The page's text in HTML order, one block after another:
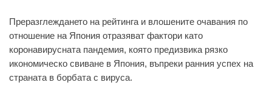
Преразглеждането на рейтинга и влошените очавания по
отношение на Япония отразяват фактори като
коронавирусната пандемия, която предизвика рязко
икономическо свиване в Япония, въпреки ранния успех на
страната в борбата с вируса.